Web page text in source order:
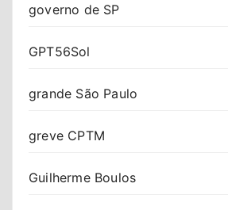
governo de SP
GPT56Sol
grande São Paulo
greve CPTM
Guilherme Boulos